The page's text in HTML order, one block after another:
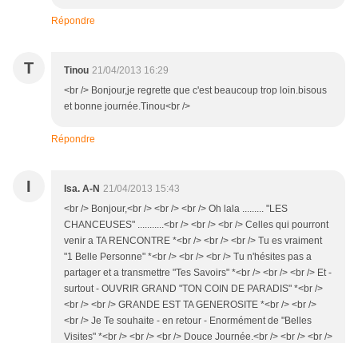
Répondre
T Tinou 21/04/2013 16:29
<br /> Bonjour,je regrette que c'est beaucoup trop loin.bisous
et bonne journée.Tinou<br />
Répondre
I Isa. A-N 21/04/2013 15:43
<br /> Bonjour,<br /> <br /> <br /> Oh lala ......... "LES
CHANCEUSES" ...........<br /> <br /> <br /> Celles qui pourront
venir a TA RENCONTRE *<br /> <br /> <br /> Tu es vraiment
"1 Belle Personne" *<br /> <br /> <br /> Tu n'hésites pas a
partager et a transmettre "Tes Savoirs" *<br /> <br /> <br /> Et -
surtout - OUVRIR GRAND "TON COIN DE PARADIS" *<br />
<br /> <br /> GRANDE EST TA GENEROSITE *<br /> <br />
<br /> Je Te souhaite - en retour - Enormément de "Belles
Visites" *<br /> <br /> <br /> Douce Journée.<br /> <br /> <br />